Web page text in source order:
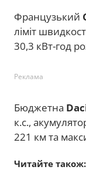
Французький
ліміт
30,3 кВт-год
Реклама
Бюджетна
к.с.,
221 км та
Читайте також: